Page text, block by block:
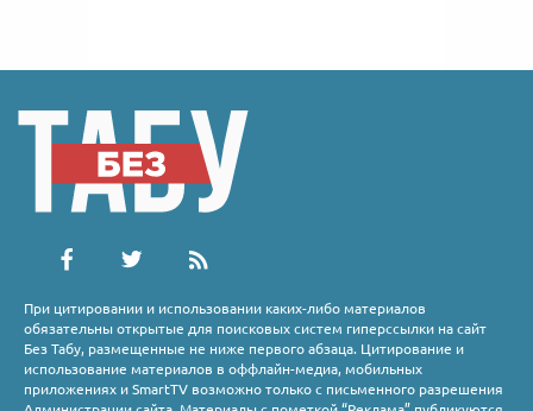
При цитировании и использовании каких-либо материалов
обязательны открытые для поисковых систем гиперссылки на сайт
Без Табу, размещенные не ниже первого абзаца. Цитирование и
использование материалов в оффлайн-медиа, мобильных
приложениях и SmartTV возможно только с письменного разрешения